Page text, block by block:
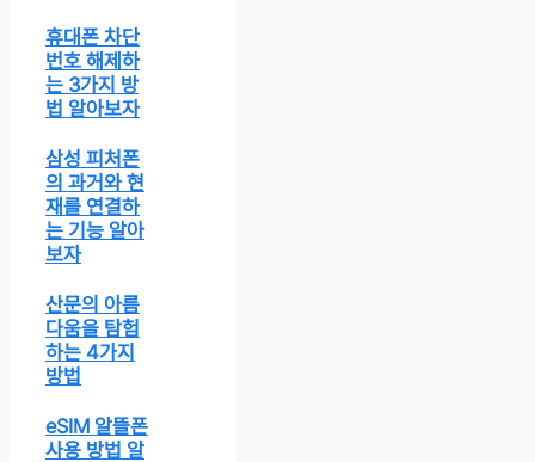
휴대폰 차단
번호 해제하
는 3가지 방
법 알아보자
삼성 피처폰
의 과거와 현
재를 연결하
는 기능 알아
보자
산문의 아름
다움을 탐험
하는 4가지
방법
eSIM 알뜰폰
사용 방법 알